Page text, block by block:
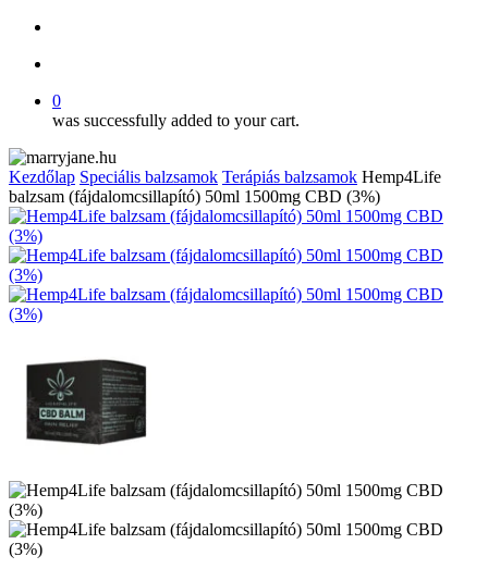
0
was successfully added to your cart.
Kezdőlap Speciális balzsamok Terápiás balzsamok Hemp4Life
balzsam (fájdalomcsillapító) 50ml 1500mg CBD (3%)